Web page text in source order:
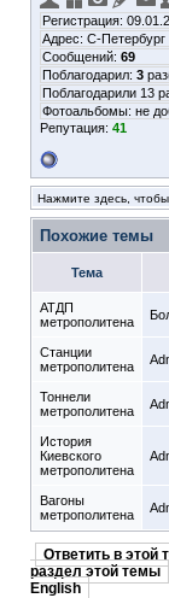
Регистрация:
Адрес: С-Петербург
Сообщений: 69
Поблагодарил: 3
Поблагодарили 13
Фотоальбомы: не
Репутация: 41
Нажмите здесь,
Похожие темы
Тема
АТДП
метрополитена
Станции
метрополитена
Тоннели
метрополитена
История
Киевского
метрополитена
Вагоны
метрополитена
Ответить в этой
раздел этой темы
English